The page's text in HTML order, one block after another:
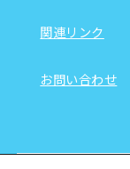
関連リンク
お問い合わせ